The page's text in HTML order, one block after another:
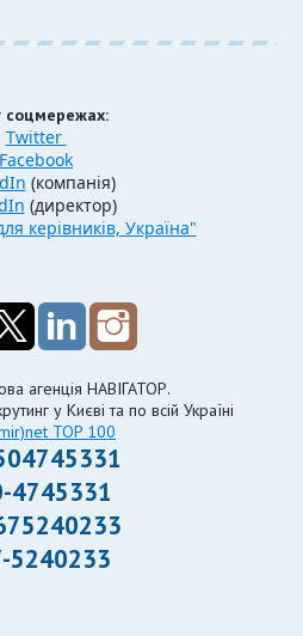
соцмережах:
Twitter
Facebook
(компанія)
(директор)
керівників, Україна"
агенція НАВІГАТОР.
у Києві та по всій Україні
4745331
5240233